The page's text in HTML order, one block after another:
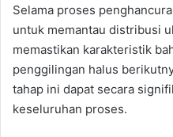
Selama proses
untuk memantau distribusi
memastikan karakteristik
penggilingan halus
tahap ini dapat secara
keseluruhan proses.